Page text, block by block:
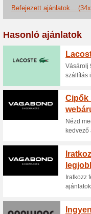
Akár -
old
100%
A
akcióban